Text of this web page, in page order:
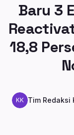
Baru 3
18,8
KK Tim Redaksi